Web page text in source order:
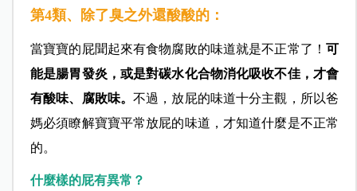
第4類、除了臭之外還酸酸的：
當寶寶的屁聞起來有食物腐敗的味道就是不正常了！可
能是腸胃發炎，或是對碳水化合物消化吸收不佳，才會
有酸味、腐敗味。不過，放屁的味道十分主觀，所以爸
媽必須瞭解寶寶平常放屁的味道，才知道什麼是不正常
的。
什麼樣的屁有異常？